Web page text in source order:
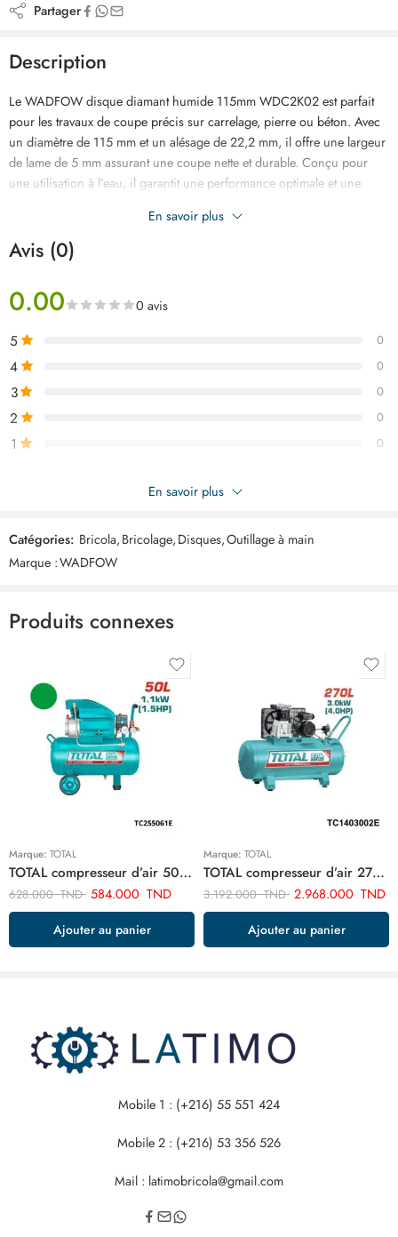
Partager
Description
Le WADFOW disque diamant humide 115mm WDC2K02 est parfait
pour les travaux de coupe précis sur carrelage, pierre ou béton. Avec
un diamètre de 115 mm et un alésage de 22,2 mm, il offre une largeur
de lame de 5 mm assurant une coupe nette et durable. Conçu pour
une utilisation à l’eau, il garantit une performance optimale et une
En savoir plus
Avis (0)
0.00 0 avis
5 0
4 0
3 0
2 0
1 0
Soyez le premier à donner votre avis sur “WADFOW disque
diamant humide 115mm WDC2K02”
Commentaires
Il n'y a pas encore de critiques.
En savoir plus
Catégories: Bricola,Bricolage,Disques,Outillage à main
Marque :WADFOW
Produits connexes
Marque: TOTAL
TOTAL compresseur d’air 50 litre TC255061E
628.000TND 584.000 TND
Ajouter au panier
Marque: TOTAL
TOTAL compresseur d’air 270 litre TC1403002E
3.192.000TND 2.968.000 TND
Ajouter au panier
Mobile 1 : (+216) 55 551 424
Mobile 2 : (+216) 53 356 526
Mail : latimobricola@gmail.com